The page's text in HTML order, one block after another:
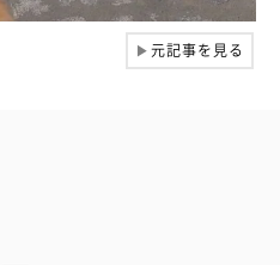
▶元記事を見る